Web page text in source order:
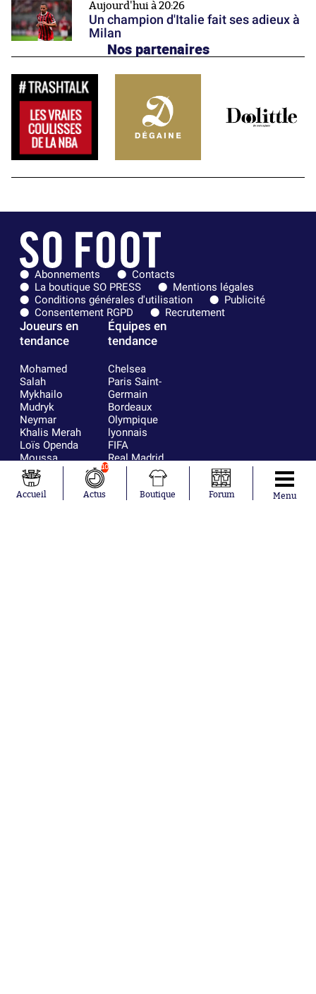
Aujourd'hui à 20:26
Un champion d'Italie fait ses adieux à
Milan
Nos partenaires
Abonnements
Contacts
La boutique SO PRESS
Mentions légales
Conditions générales d'utilisation
Publicité
Consentement RGPD
Recrutement
Joueurs en
tendance
Mohamed
Salah
Mykhailo
Mudryk
Neymar
Khalis Merah
Loïs Openda
Moussa
Niakhaté
Nicolás
Tagliafico
Équipes en
tendance
Chelsea
Paris Saint-
Germain
Bordeaux
Olympique
lyonnais
FIFA
Real Madrid
RC Strasbourg
Accueil
10
Actus Boutique Forum Menu